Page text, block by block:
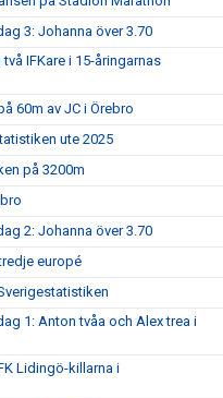
3: Johanna över 3.70
IFKare i 15-åringarnas
60m av JC i Örebro
ute 2025
på 3200m
2: Johanna över 3.70
europé
1: Anton tvåa och Alex trea i
Lidingö-killarna i